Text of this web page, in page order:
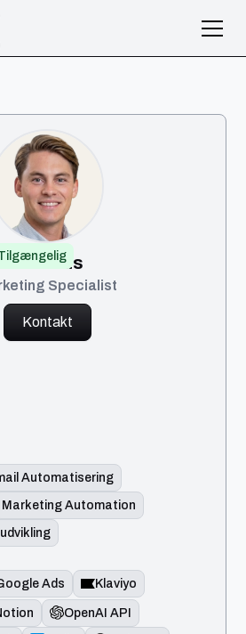
Mathias
Specialist
Kontakt
Automatisering
Marketing Automation
Ads
Klaviyo
OpenAI API